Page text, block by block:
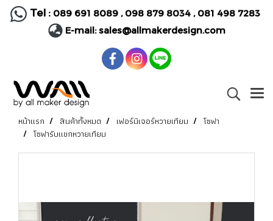
Tel : 089 691 8089, 098 879 8034 , 081 498 7283
E-mail:sales@allmakerdesign.com
หน้าแรก สินค้าทั้งหมด เฟอร์นิเจอร์หวายเทียม
โซฟา
โซฟารับแขกหวายเทียม